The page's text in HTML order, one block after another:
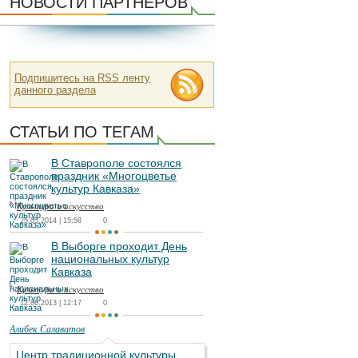
Подпишитесь на RSS ленту
данного раздела
СТАТЬИ ПО ТЕГАМ
В Ставрополе состоялся
праздник «Многоцветье
культур Кавказа»
Культура и искусство
25.05.2014 | 15:58 0
В Выборге проходит День
национальных культур
Кавказа
Культура и искусство
12.06.2013 | 12:17 0
Алибек Салаватов
Центр традиционной культуры